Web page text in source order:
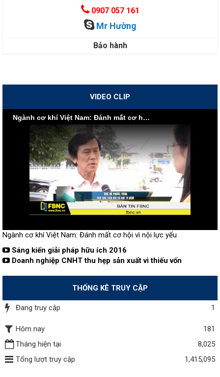
0907 057 161
Mr Hường
Bảo hành
VIDEO CLIP
Ngành cơ khí Việt Nam: Đánh mất cơ hội vì nội lực yếu
Ngành cơ khí Việt Nam: Đánh mất cơ hội vì nội lực yếu
Sáng kiến giải pháp hữu ích 2016
Doanh nghiệp CNHT thu hẹp sản xuất vì thiếu vốn
THỐNG KÊ TRUY CẬP
Đang truy cập 1
Hôm nay
181
Tháng hiện tại
8,025
Tổng lượt truy cập
1,415,095